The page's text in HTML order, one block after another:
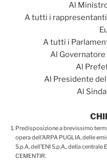
Al
A tutti i
A tutti i
Al Governatore
Al
Al Presidente
Al
Predisposizione a brevissimo
opera dell’ARPA PUGLIA, delle
S.p.A, dell’ENI S.p.A., della centrale
CEMENTIR.